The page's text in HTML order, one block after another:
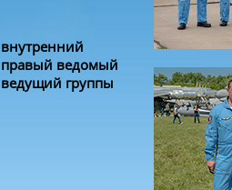
внутренний
правый ведомый
ведущий группы